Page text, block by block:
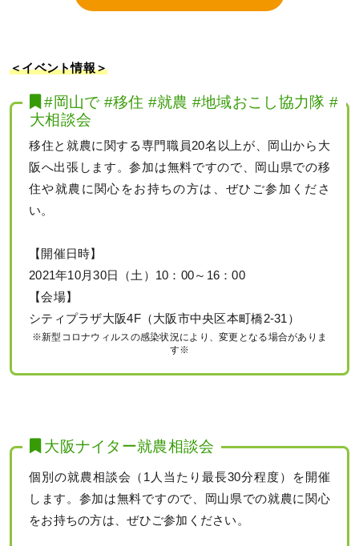
＜イベント情報＞
#岡山で #移住 #就農 #地域おこし協力隊 #
大相談会
移住と就農に関する専門職員20名以上が、岡山から大
阪へ出張します。参加は無料ですので、岡山県での移
住や就農に関心をお持ちの方は、ぜひご参加くださ
い。
【開催日時】
2021年10月30日（土）10：00～16：00
【会場】
シティプラザ大阪4F（大阪市中央区本町橋2-31）
※新型コロナウィルスの感染状況により、変更となる場合がありま
す※
大阪ナイター就農相談会
個別の就農相談会（1人当たり最長30分程度）を開催
します。参加は無料ですので、岡山県での就農に関心
をお持ちの方は、ぜひご参加ください。